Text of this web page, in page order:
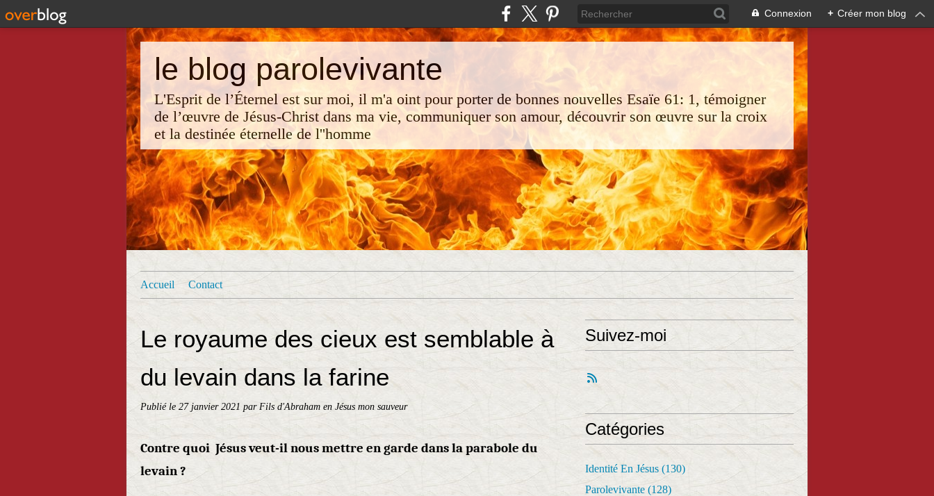
Connexion + Créer mon blog
le blog parolevivante
L'Esprit de l’Éternel est sur moi, il m'a oint pour porter de bonnes nouvelles Esaïe 61: 1, témoigner
de l’œuvre de Jésus-Christ dans ma vie, communiquer son amour, découvrir son œuvre sur la croix
et la destinée éternelle de l''homme
Accueil Contact
Le royaume des cieux est semblable à
du levain dans la farine
Publié le 27 janvier 2021 par Fils d'Abraham en Jésus mon sauveur
Contre quoi Jésus veut-il nous mettre en garde dans la parabole du
levain ?
Suivez-moi
Catégories
Identité En Jésus (130)
Parolevivante (128)